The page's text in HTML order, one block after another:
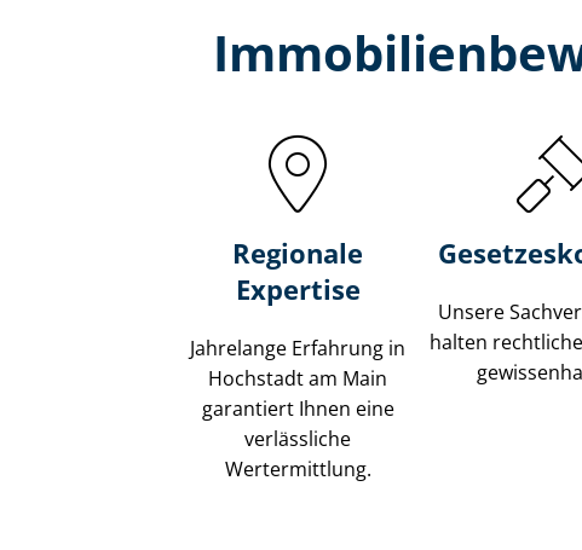
Regionale
Expertise
Jahrelange Erfahrung in
Hochstadt am Main
garantiert Ihnen eine
verlässliche
Wertermittlung.
Unsere
halten